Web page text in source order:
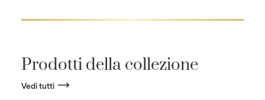
Prodotti della collezione
Vedi tutti